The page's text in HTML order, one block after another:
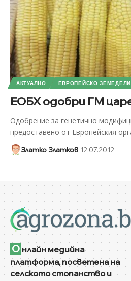
АКТУАЛНО ЕВРОПЕЙСКО
ЕОБХ одобри ГМ
Одобрение за генетично
предоставено от Европейския
Златко Златков 12.07.2012
О нлайн медийна
платформа, посветена на
селското стопанство и